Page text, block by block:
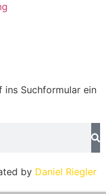
ins Suchformular ein
by Daniel Riegler